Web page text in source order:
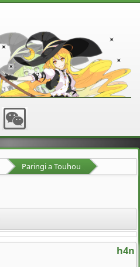
Paringi a Touhou
h4n